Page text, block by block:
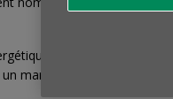
l’inflation et la
marché de l’occasion lui